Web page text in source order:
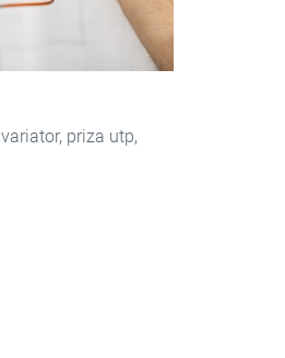
priza utp,